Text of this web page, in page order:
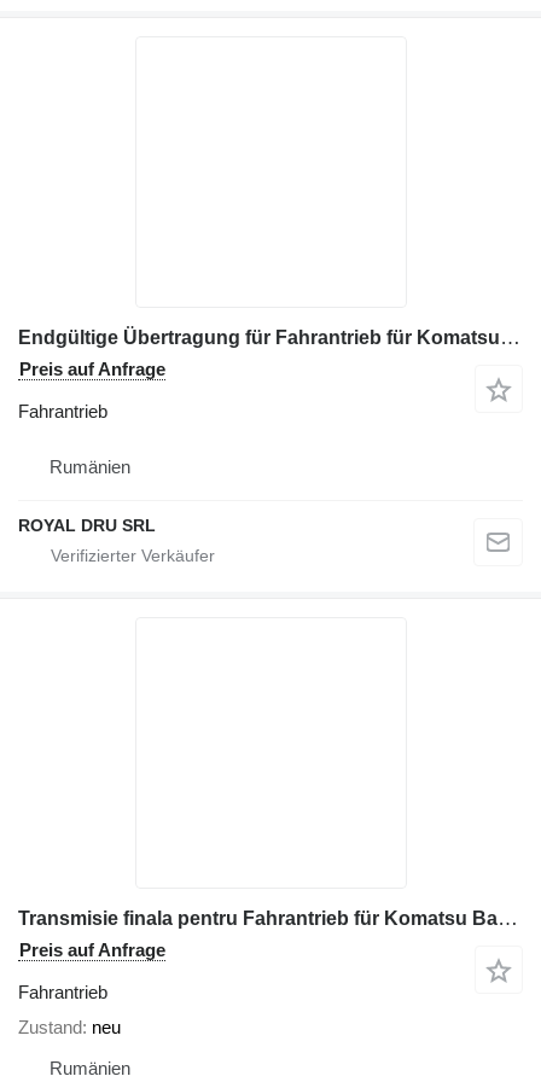
Endgültige Übertragung für Fahrantrieb für Komatsu Baumaschinen
Preis auf Anfrage
Fahrantrieb
Rumänien
ROYAL DRU SRL
Transmisie finala pentru Fahrantrieb für Komatsu Baumaschinen
Preis auf Anfrage
Fahrantrieb
Zustand neu
Rumänien